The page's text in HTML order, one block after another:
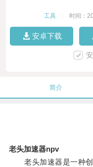
工具 时间：
安卓下载
简介
老头加速器npv
老头加速器是一种创